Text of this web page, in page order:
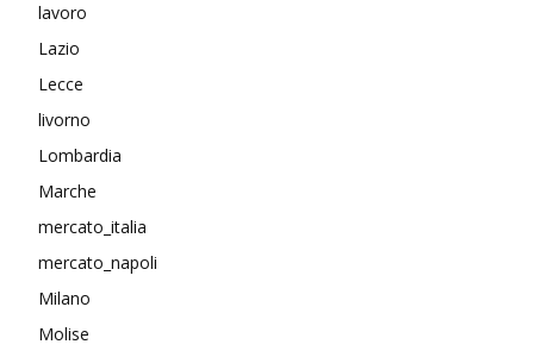
lavoro
Lazio
Lecce
livorno
Lombardia
Marche
mercato_italia
mercato_napoli
Milano
Molise